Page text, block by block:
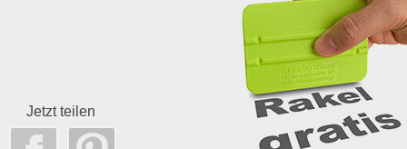
Jetzt teilen